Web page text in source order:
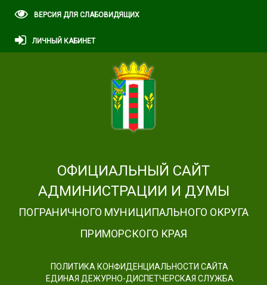
ВЕРСИЯ ДЛЯ СЛАБОВИДЯЩИХ
ЛИЧНЫЙ КАБИНЕТ
ОФИЦИАЛЬНЫЙ САЙТ
АДМИНИСТРАЦИИ И ДУМЫ
ПОГРАНИЧНОГО МУНИЦИПАЛЬНОГО ОКРУГА
ПРИМОРСКОГО КРАЯ
ПОЛИТИКА КОНФИДЕНЦИАЛЬНОСТИ САЙТА
ЕДИНАЯ ДЕЖУРНО-ДИСПЕТЧЕРСКАЯ СЛУЖБА